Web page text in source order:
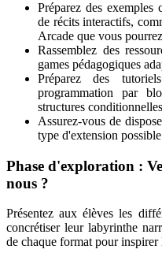
Préparez des exemples
de récits interactifs,
Arcade que vous
Rassemblez des
games pédagogiques
Préparez des
programmation par
structures
Assurez-vous de
type d'extension
Phase d'exploration :
nous ?
Présentez aux élèves les
concrétiser leur labyrinthe
de chaque format pour inspirer